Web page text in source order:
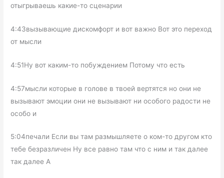
отыгрываешь какие-то сценарии
4:43вызывающие дискомфорт и вот важно Вот это переход
от мысли
4:51Ну вот каким-то побуждением Потому что есть
4:57мысли которые в голове в твоей вертятся но они не
вызывают эмоции они не вызывают ни особого радости не
особо и
5:04печали Если вы там размышляете о ком-то другом кто
тебе безразличен Ну все равно там что с ним и так далее
так далее А